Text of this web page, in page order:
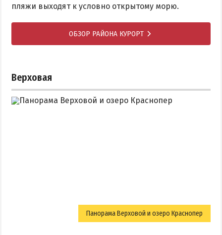
пляжи выходят к условно открытому морю.
ОБЗОР РАЙОНА КУРОРТ
Верховая
Панорама Верховой и озеро Краснопер